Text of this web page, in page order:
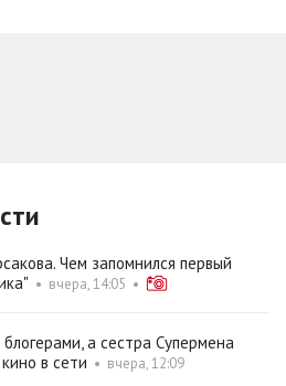
Чем запомнился первый
• вчера, 14:05 •
а сестра Супермена
в сети • вчера, 12:09